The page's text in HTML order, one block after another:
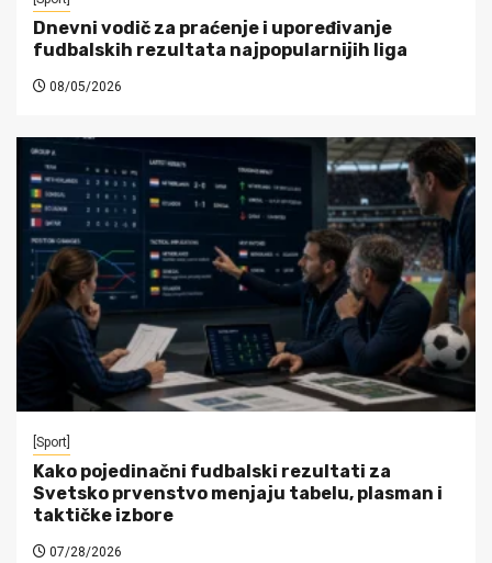
Dnevni vodič za praćenje i upoređivanje
fudbalskih rezultata najpopularnijih liga
08/05/2026
[Sport]
Kako pojedinačni fudbalski rezultati za
Svetsko prvenstvo menjaju tabelu, plasman i
taktičke izbore
07/28/2026